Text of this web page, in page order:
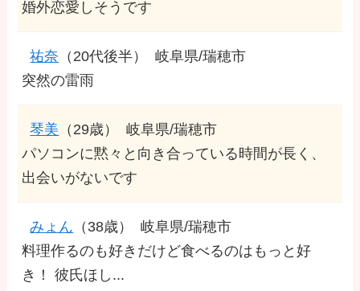
婚外恋愛しそうです
祐奈 （20代後半）
岐阜県/瑞穂市
突然の雷雨
琴美 （29歳）
岐阜県/瑞穂市
パソコンに黙々と向き合っている時間が長く、
出会いがないです
みょん （38歳）
岐阜県/瑞穂市
料理作るのも好きだけど食べるのはもっと好
き！ 彼氏ほし...